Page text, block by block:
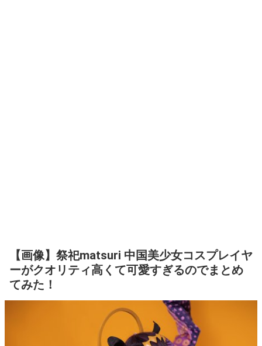
【画像】祭祀matsuri 中国美少女コスプレイヤ
ーがクオリティ高くて可愛すぎるのでまとめ
てみた！